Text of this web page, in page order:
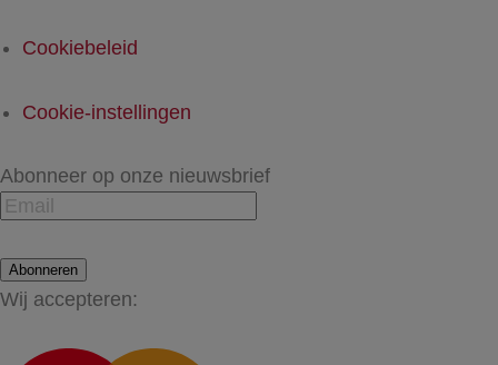
Cookiebeleid
Cookie-instellingen
Abonneer op onze nieuwsbrief
Abonneren
Wij accepteren: